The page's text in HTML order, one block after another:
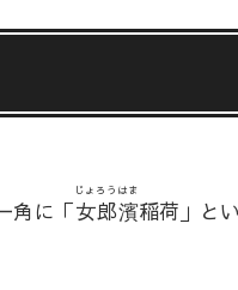
角に「女郎濱
じょろうはま
稲荷」と